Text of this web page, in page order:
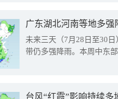
广东湖北河南等地多
未来三天（7月28日至30
带仍多强降雨。本周中东
台风“红霞”影响持续